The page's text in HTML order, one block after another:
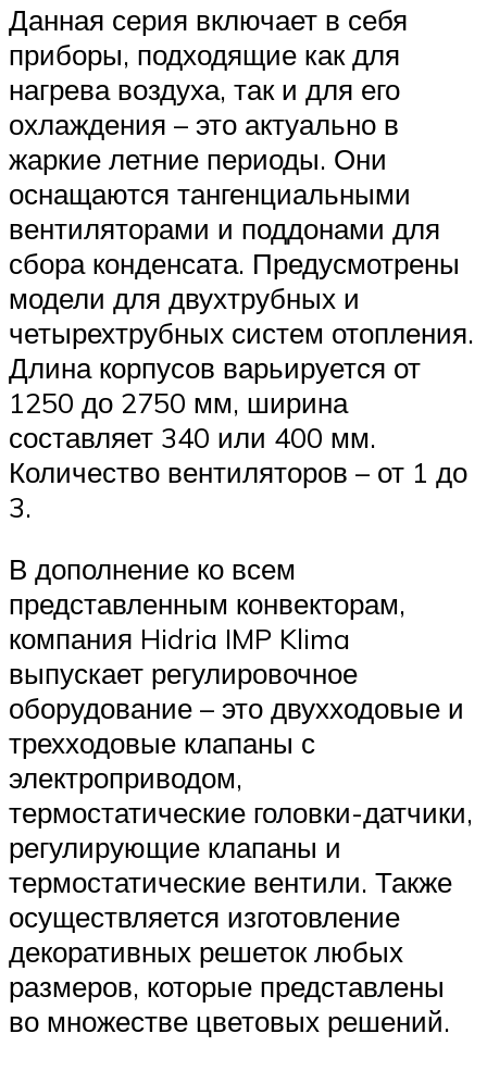
Данная серия включает в себя
приборы, подходящие как для
нагрева воздуха, так и для его
охлаждения – это актуально в
жаркие летние периоды. Они
оснащаются тангенциальными
вентиляторами и поддонами для
сбора конденсата. Предусмотрены
модели для двухтрубных и
четырехтрубных систем отопления.
Длина корпусов варьируется от
1250 до 2750 мм, ширина
составляет 340 или 400 мм.
Количество вентиляторов – от 1 до
3.
В дополнение ко всем
представленным конвекторам,
компания Hidria IMP Klima
выпускает регулировочное
оборудование – это двухходовые и
трехходовые клапаны с
электроприводом,
термостатические головки-датчики,
регулирующие клапаны и
термостатические вентили. Также
осуществляется изготовление
декоративных решеток любых
размеров, которые представлены
во множестве цветовых решений.